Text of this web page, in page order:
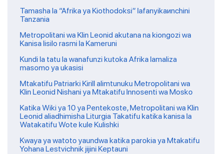
Tamasha la “Afrika ya Kiothodoksi” lafanyikaиnchini
Tanzania
Metropolitani wa Klin Leonid akutana na kiongozi wa
Kanisa lisilo rasmi la Kameruni
Kundi la tatu la wanafunzi kutoka Afrika lamaliza
masomo ya ukasisi
Mtakatifu Patriarki Kirill alimtunuku Metropolitani wa
Klin Leonid Nishani ya Mtakatifu Innosenti wa Mosko
Katika Wiki ya 10 ya Pentekoste, Metropolitani wa Klin
Leonid aliadhimisha Liturgia Takatifu katika kanisa la
Watakatifu Wote kule Kulishki
Kwaya ya watoto yaundwa katika parokia ya Mtakatifu
Yohana Lestvichnik jijini Keptauni